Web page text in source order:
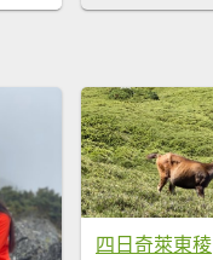
四日奇萊東稜